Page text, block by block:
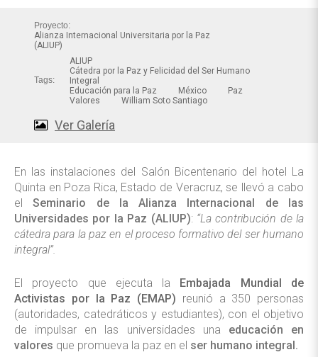
Proyecto:
Alianza Internacional Universitaria por la Paz
(ALIUP)
Tags:
ALIUP
Cátedra por la Paz y Felicidad del Ser Humano
Integral
Educación para la Paz
México
Paz
Valores
William Soto Santiago
Ver Galería
En las instalaciones del Salón Bicentenario del hotel La
Quinta en Poza Rica, Estado de Veracruz, se llevó a cabo
elSeminario de la Alianza Internacional de las
Universidades por la Paz (ALIUP): “La contribución de la
cátedra para la paz en el proceso formativo del ser humano
integral”.
El proyecto que ejecuta la Embajada Mundial de
Activistas por la Paz (EMAP) reunió a 350 personas
(autoridades, catedráticos y estudiantes), con el objetivo
de impulsar en las universidades una educación en
valores que promueva la paz en el ser humano integral.